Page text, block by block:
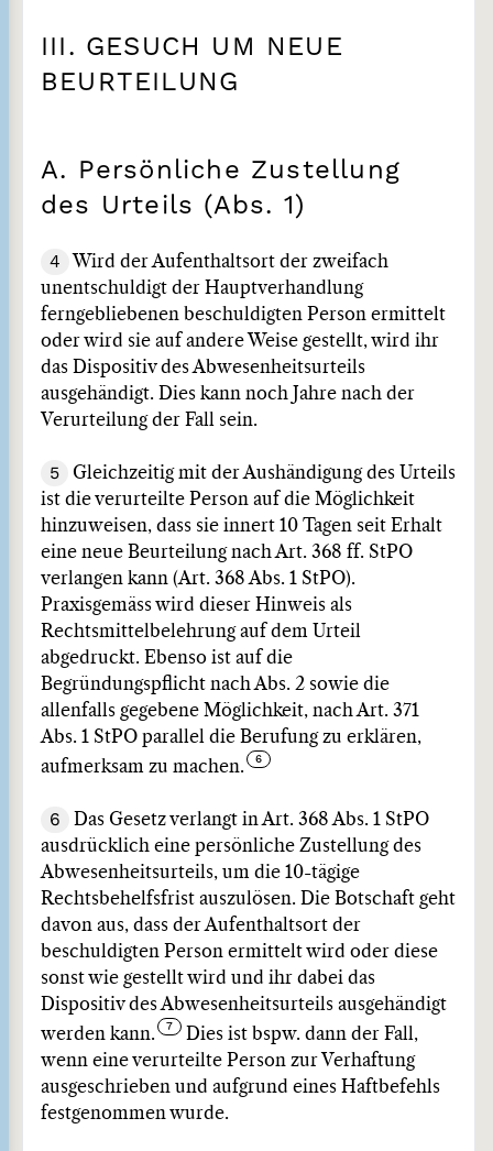
III. GESUCH UM NEUE
BEURTEILUNG
A. Persönliche Zustellung
des Urteils (Abs. 1)
4
Wird der Aufenthaltsort der zweifach
unentschuldigt der Hauptverhandlung
ferngebliebenen beschuldigten Person ermittelt
oder wird sie auf andere Weise gestellt, wird ihr
das Dispositiv des Abwesenheitsurteils
ausgehändigt. Dies kann noch Jahre nach der
Verurteilung der Fall sein.
5
Gleichzeitig mit der Aushändigung des Urteils
ist die verurteilte Person auf die Möglichkeit
hinzuweisen, dass sie innert 10 Tagen seit Erhalt
eine neue Beurteilung nach Art. 368 ff. StPO
verlangen kann (Art. 368 Abs. 1 StPO).
Praxisgemäss wird dieser Hinweis als
Rechtsmittelbelehrung auf dem Urteil
abgedruckt. Ebenso ist auf die
Begründungspflicht nach Abs. 2 sowie die
allenfalls gegebene Möglichkeit, nach Art. 371
Abs. 1 StPO parallel die Berufung zu erklären,
aufmerksam zu machen.
6
Das Gesetz verlangt in Art. 368 Abs. 1 StPO
ausdrücklich eine persönliche Zustellung des
Abwesenheitsurteils, um die 10-tägige
Rechtsbehelfsfrist auszulösen. Die Botschaft geht
davon aus, dass der Aufenthaltsort der
beschuldigten Person ermittelt wird oder diese
sonst wie gestellt wird und ihr dabei das
Dispositiv des Abwesenheitsurteils ausgehändigt
werden kann.
Dies ist bspw. dann der Fall,
wenn eine verurteilte Person zur Verhaftung
ausgeschrieben und aufgrund eines Haftbefehls
festgenommen wurde.